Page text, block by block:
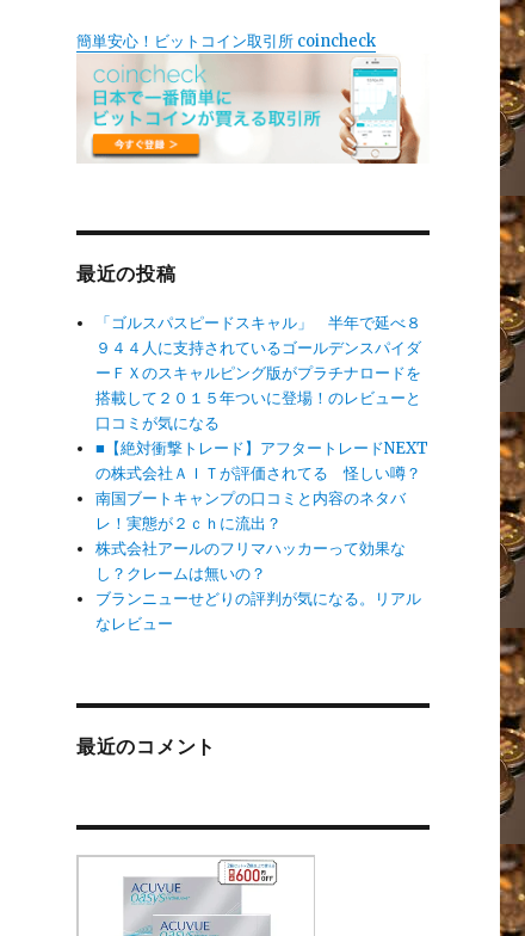
簡単安心！ビットコイン取引所 coincheck
最近の投稿
「ゴルスパスピードスキャル」 半年で延べ８
９４４人に支持されているゴールデンスパイダ
ーＦＸのスキャルピング版がプラチナロードを
搭載して２０１５年ついに登場！のレビューと
口コミが気になる
■【絶対衝撃トレード】アフタートレードNEXT
の株式会社ＡＩＴが評価されてる 怪しい噂？
南国ブートキャンプの口コミと内容のネタバ
レ！実態が２ｃｈに流出？
株式会社アールのフリマハッカーって効果な
し？クレームは無いの？
ブランニューせどりの評判が気になる。リアル
なレビュー
最近のコメント